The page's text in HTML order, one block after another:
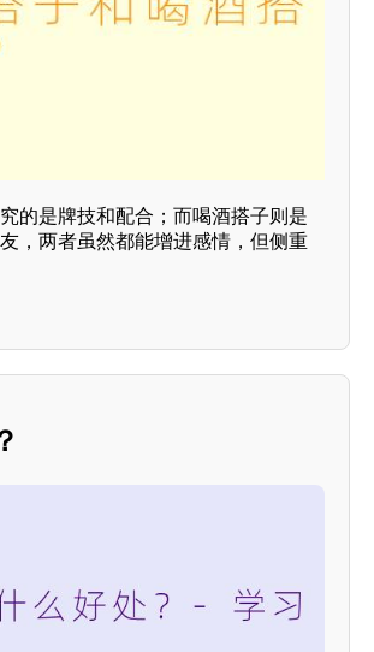
的是牌技和配合；而喝酒搭子则是
，两者虽然都能增进感情，但侧重